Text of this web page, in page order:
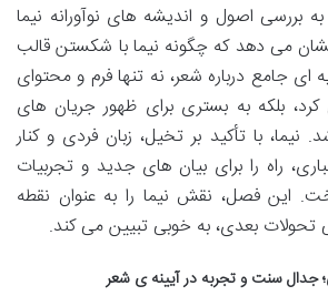
بررسی اصول و اندیشه های نوآورانه نیما
می دهد که چگونه نیما با شکستن قالب
ای جامع درباره شعر، نه تنها فرم و محتوای
بلکه به بستری برای ظهور جریان های
با تأکید بر تخیل، زبان فردی و کنار
راه را برای بیان های جدید و تجربیات
این فصل، نقش نیما را به عنوان نقطه
بعدی، به خوبی تبیین می کند.
سنت و تجربه در آیینه ی شعر